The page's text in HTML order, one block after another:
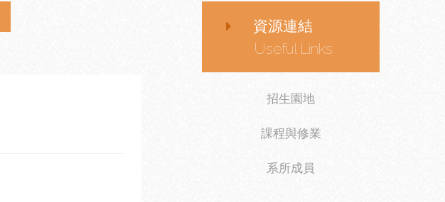
資源連結
Useful Links
招生園地
課程與修業
系所成員